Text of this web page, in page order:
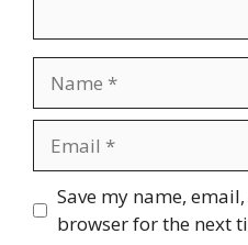
Website
Save my name,
browser for the next